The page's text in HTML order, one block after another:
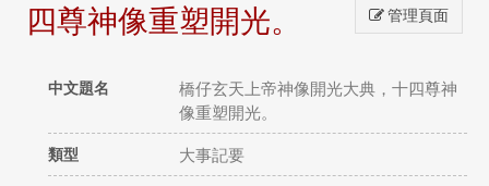
四尊神像重塑開光。
管理頁面
中文題名
橋仔玄天上帝神像開光大典，十四尊神
像重塑開光。
類型 大事記要